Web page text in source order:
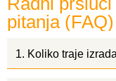
pitanja (FAQ)
1. Koliko traje